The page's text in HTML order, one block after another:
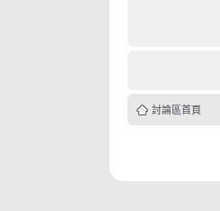
討論區首頁